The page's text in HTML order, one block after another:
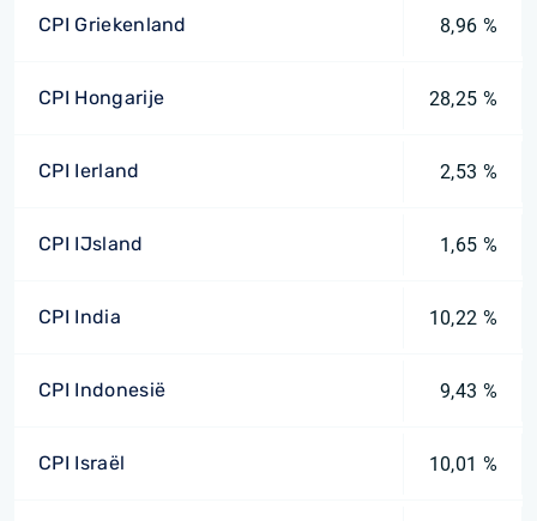
CPI Griekenland 8,96 %
CPI Hongarije 28,25 %
CPI Ierland 2,53 %
CPI IJsland 1,65 %
CPI India 10,22 %
CPI Indonesië 9,43 %
CPI Israël 10,01 %